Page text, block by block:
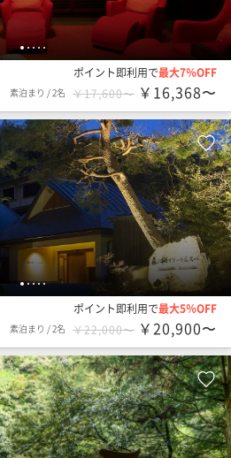
12345
ポイント即利用で最大7％OFF
素泊まり /2名 ￥17,600〜 ￥16,368〜
12345
ポイント即利用で最大5％OFF
素泊まり /2名 ￥22,000〜 ￥20,900〜